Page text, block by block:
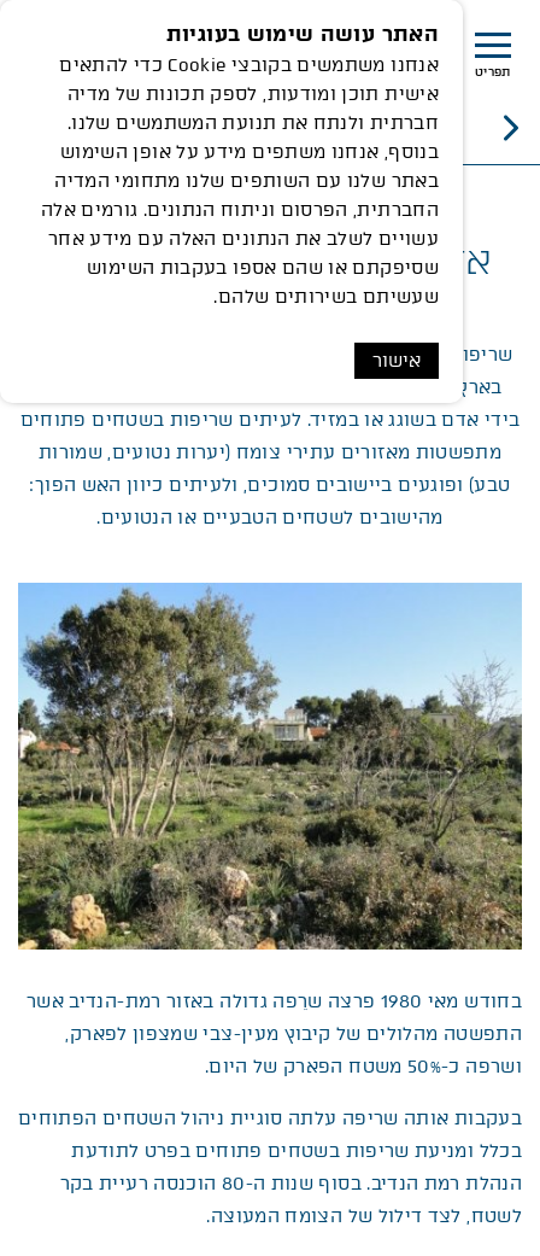
תפריט
שריפות ומניעתן
אזורי חיץ למניעת שריפות
בשטחים פתוחים
שריפות בשטחים פתוחים כמו יער והחורש הפוקדות אותנו
בארץ כמעט מידי שנה אינן טבעיות. שריפות אלה נגרמות
בידי אדם בשוגג או במזיד. לעיתים שריפות בשטחים פתוחים
מתפשטות מאזורים עתירי צומח (יערות נטועים, שמורות
טבע) ופוגעים ביישובים סמוכים, ולעיתים כיוון האש הפוך:
מהישובים לשטחים הטבעיים או הנטועים.
בחודש מאי 1980 פרצה שרֵפה גדולה באזור רמת-הנדיב אשר
התפשטה מהלולים של קיבוץ מעין-צבי שמצפון לפארק,
ושרפה כ-50% משטח הפארק של היום.
בעקבות אותה שריפה עלתה סוגיית ניהול השטחים הפתוחים
בכלל ומניעת שריפות בשטחים פתוחים בפרט לתודעת
הנהלת רמת הנדיב. בסוף שנות ה-80 הוכנסה רעיית בקר
לשטח, לצד דילול של הצומח המעוצה.
האתר עושה שימוש בעוגיות
אנחנו משתמשים בקובצי Cookie כדי להתאים
אישית תוכן ומודעות, לספק תכונות של מדיה
חברתית ולנתח את תנועת המשתמשים שלנו.
בנוסף, אנחנו משתפים מידע על אופן השימוש
באתר שלנו עם השותפים שלנו מתחומי המדיה
החברתית, הפרסום וניתוח הנתונים. גורמים אלה
עשויים לשלב את הנתונים האלה עם מידע אחר
שסיפקתם או שהם אספו בעקבות השימוש
שעשיתם בשירותים שלהם.
אישור